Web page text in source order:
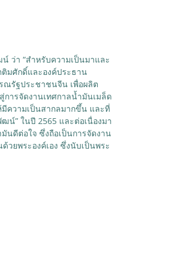
ว่า “สำหรับความเป็นมาและ
ติมศักดิ์และองค์ประธาน
รัฐประชาชนจีน เพื่อผลิต
ารจัดงานเทศกาลน้ำมันเมล็ด
มีความเป็นสากลมากขึ้น และที่
น์” ในปี 2565 และต่อเนื่องมา
มันดีต่อใจ ซึ่งถือเป็นการจัดงาน
วยพระองค์เอง ซึ่งนับเป็นพระ